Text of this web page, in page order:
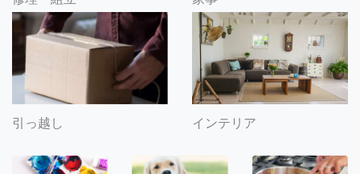
引っ越し インテリア